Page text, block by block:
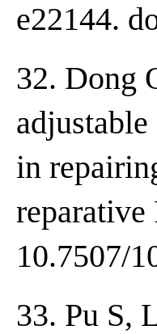
e22144.
32. Dong
in
reparative
10.7507/
33. Pu S,